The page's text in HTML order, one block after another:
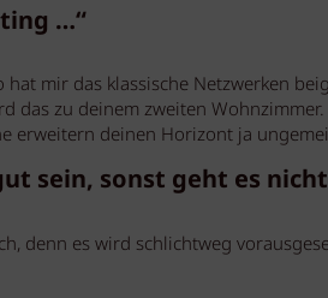
…“
hat mir das klassische Netzwerken
das zu deinem zweiten
erweitern deinen Horizont ja
sein, sonst geht es
denn es wird schlichtweg